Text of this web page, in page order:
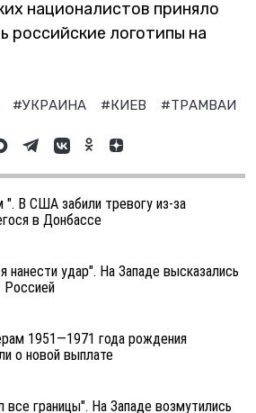
националистов приняло
российские логотипы на
#УКРАИНА #КИЕВ #ТРАМВАИ
В США забили тревогу из-за
в Донбассе
нанести удар". На Западе высказались
Россией
1951—1971 года рождения
о новой выплате
границы". На Западе возмутились